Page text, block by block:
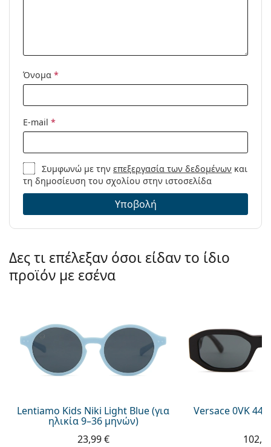
Μοντέλο:
Όνομα *
E-mail *
Συμφωνώ με τηνεπεξεργασία των δεδομένων και
τη δημοσίευση του σχολίου στην ιστοσελίδα
Υποβολή
Δες τι επέλεξαν όσοι είδαν το ίδιο
προϊόν με εσένα
Lentiamo Kids Niki Light Blue (για
ηλικία 9–36 μηνών)
23,99 €
Versace 0VK